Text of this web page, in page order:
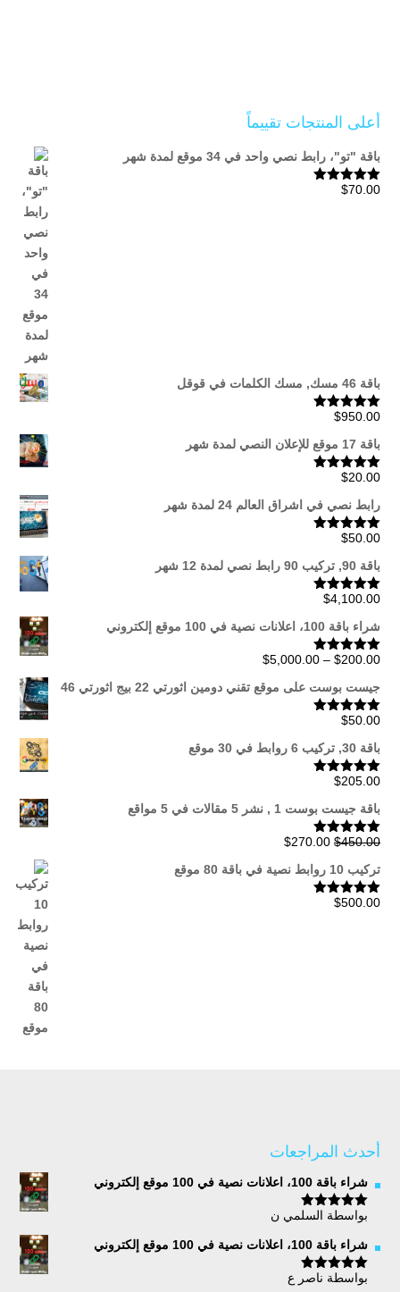
أعلى المنتجات تقييماً
باقة "تو"، رابط نصي واحد في 34 موقع لمدة شهر
تم التقييم
$70.00
باقة 46 مسك, مسك الكلمات في قوقل
تم التقييم
$950.00
باقة 17 موقع للإعلان النصي لمدة شهر
تم التقييم
$20.00
رابط نصي في اشراق العالم 24 لمدة شهر
تم التقييم
$50.00
باقة 90, تركيب 90 رابط نصي لمدة 12 شهر
تم التقييم$4,100.00
شراء باقة 100، اعلانات نصية في 100 موقع إلكتروني
تم التقييم
$200.00
–
$5,000.00 نطاق
من
خلال
جيست بوست على موقع تقني دومين اثورتي 22 بيج اثورتي 46
تم التقييم
$50.00
باقة 30, تركيب 6 روابط في 30 موقع
تم التقييم
$205.00
باقة جيست بوست 1 , نشر 5 مقالات في 5 مواقع
تم التقييم
$450.00
السعر
الأصلي
هو:
$270.00 السعر
تركيب 10 روابط نصية في باقة 80 موقع
تم التقييم
$500.00
أحدث المراجعات
شراء باقة 100، اعلانات نصية في 100 موقع إلكتروني
تم التقييم5
بواسطة السلمي ن
شراء باقة 100، اعلانات نصية في 100 موقع إلكتروني
تم التقييم5
بواسطة ناصر ع